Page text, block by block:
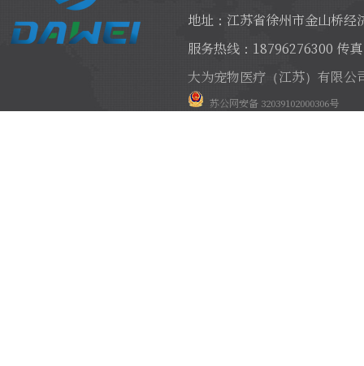
地址：江苏省徐州市金山桥经
服务热线：18796276300 传
大为宠物医疗（江苏）有限公
苏公网安备 32039102000306号